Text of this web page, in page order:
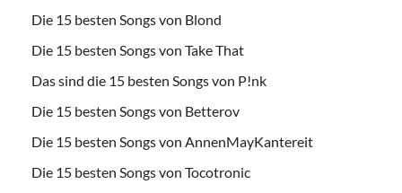
Die 15 besten Songs von Blond
Die 15 besten Songs von Take That
Das sind die 15 besten Songs von P!nk
Die 15 besten Songs von Betterov
Die 15 besten Songs von AnnenMayKantereit
Die 15 besten Songs von Tocotronic